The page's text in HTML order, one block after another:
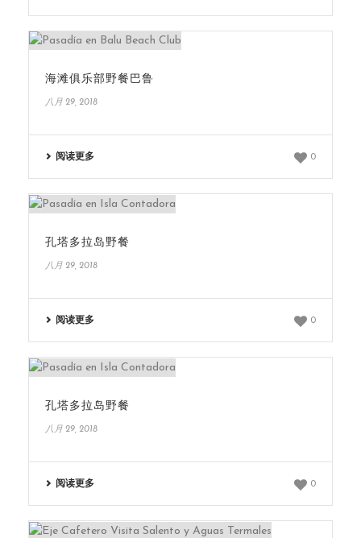
海滩俱乐部野餐巴鲁
八月 29, 2018
阅读更多 0
孔塔多拉岛野餐
八月 29, 2018
阅读更多 0
孔塔多拉岛野餐
八月 29, 2018
阅读更多 0